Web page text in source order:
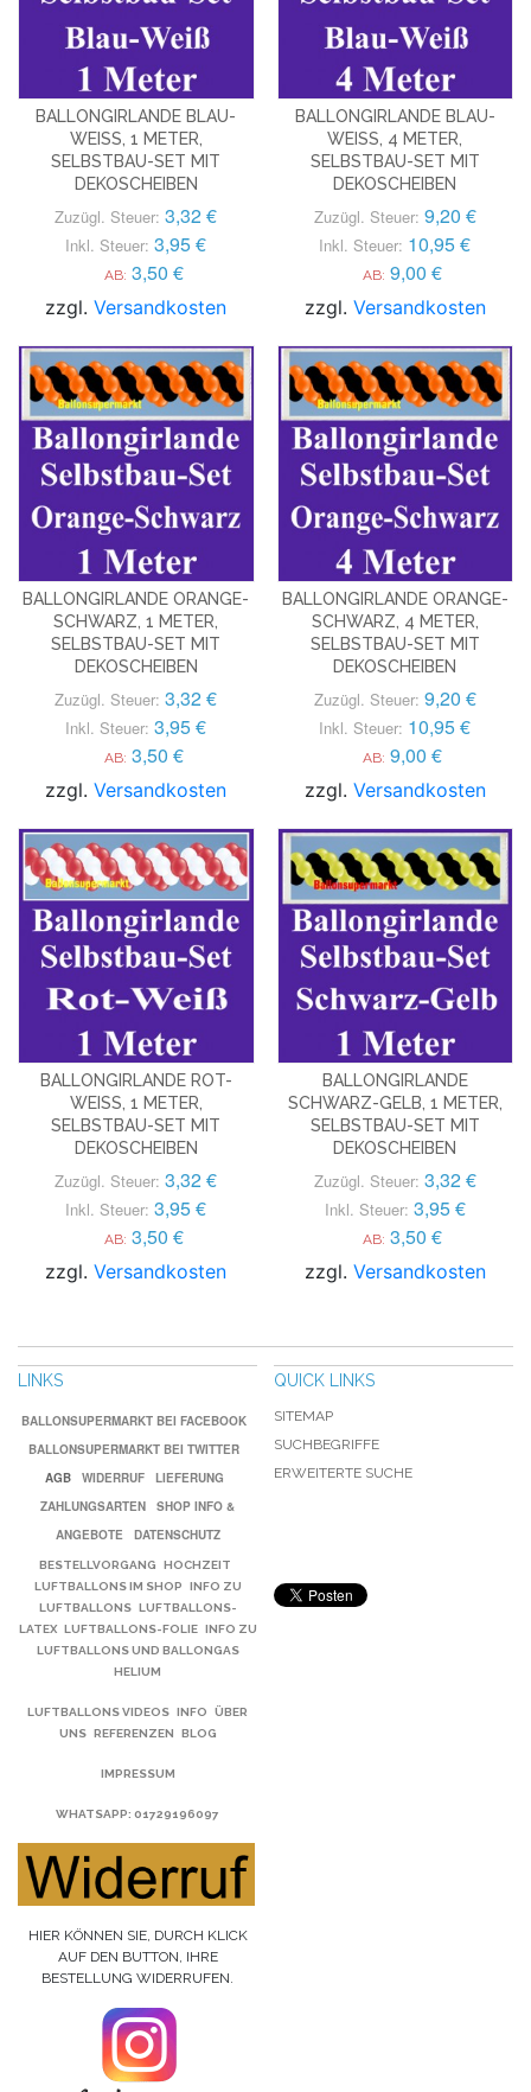
BALLONGIRLANDE BLAU-
WEISS, 1 METER, S
ELBSTBAU-SET MIT D
EKOSCHEIBEN
Zuzügl. Steuer: 3,32 €
Inkl. Steuer: 3,95 €
AB: 3,50 €
zzgl.Versandkosten
BALLONGIRLANDE BLAU-
WEISS, 4 METER, S
ELBSTBAU-SET MIT D
EKOSCHEIBEN
Zuzügl. Steuer: 9,20 €
Inkl. Steuer: 10,95 €
AB: 9,00 €
zzgl. Versandkosten
BALLONGIRLANDE ORANGE-
SCHWARZ, 1 METER,
SELBSTBAU-SET MIT
DEKOSCHEIBEN
Zuzügl. Steuer: 3,32 €
Inkl. Steuer: 3,95 €
AB: 3,50 €
zzgl.Versandkosten
BALLONGIRLANDE ORANGE-
SCHWARZ, 4 METER,
SELBSTBAU-SET MIT
DEKOSCHEIBEN
Zuzügl. Steuer: 9,20 €
Inkl. Steuer: 10,95 €
AB: 9,00 €
zzgl. Versandkosten
BALLONGIRLANDE ROT-
WEISS, 1 METER, S
ELBSTBAU-SET MIT D
EKOSCHEIBEN
Zuzügl. Steuer: 3,32 €
Inkl. Steuer: 3,95 €
AB: 3,50 €
zzgl.Versandkosten
BALLONGIRLANDE
SCHWARZ-GELB, 1 METER,
SELBSTBAU-SET MIT
DEKOSCHEIBEN
Zuzügl. Steuer: 3,32 €
Inkl. Steuer: 3,95 €
AB: 3,50 €
zzgl. Versandkosten
LINKS
BALLONSUPERMARKT BEI FACEBOOK
BALLONSUPERMARKT BEI TWITTER
AGB
WIDERRUF
LIEFERUNG
ZAHLUNGSARTEN
SHOP INFO &
ANGEBOTE
DATENSCHUTZ
BESTELLVORGANG
HOCHZEIT
LUFTBALLONS IM SHOP
INFO ZU
LUFTBALLONS
LUFTBALLONS-
LATEX
LUFTBALLONS-FOLIE
INFO ZU
LUFTBALLONS UND BALLONGAS
HELIUM
LUFTBALLONS VIDEOS INFO
ÜBER
UNS
REFERENZEN BLOG
IMPRESSUM
WHATSAPP: 01729196097
HIER KÖNNEN SIE, DURCH KLICK
AUF DEN BUTTON, IHRE
BESTELLUNG WIDERRUFEN.
QUICK LINKS
SITEMAP
SUCHBEGRIFFE
ERWEITERTE SUCHE